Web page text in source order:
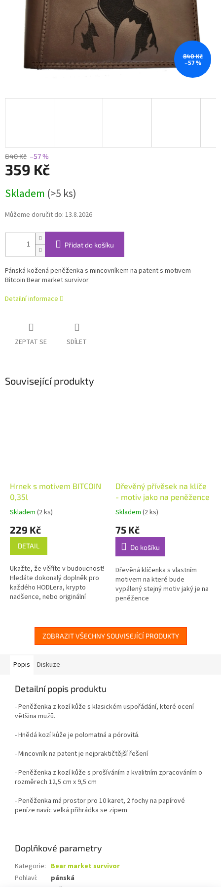
840 Kč
–57 %
840 Kč –57 %
359 Kč
cena:
Skladem (>5 ks)
Můžeme doručit do: 13.8.2026
Přidat do košíku
Pánská kožená peněženka s mincovníkem na patent s motivem
Bitcoin Bear market survivor
Detailní informace
ZEPTAT SE SDÍLET
Související produkty
Hrnek s motivem BITCOIN
0,35l
Průměrné
produktu
5
hvězdiček.
Skladem (2 ks)
229 Kč
DETAIL
Ukažte, že věříte v budoucnost!
Hledáte dokonalý doplněk pro
každého HODLera, krypto
nadšence, nebo originální
Dřevěný přívěsek na klíče
- motiv jako na peněžence
Průměrné
produktu
5,0
5
hvězdiček.
Skladem (2 ks)
75 Kč
Do košíku
Dřevěná klíčenka s vlastním
motivem na které bude
vypálený stejný motiv jaký je na
peněžence
ZOBRAZIT VŠECHNY SOUVISEJÍCÍ PRODUKTY
Popis Diskuze
Detailní popis produktu
- Peněženka z kozí kůže s klasickém uspořádání, které ocení
většina mužů.
- Hnědá kozí kůže je polomatná a pórovitá.
- Mincovník na patent je nejpraktičtější řešení
- Peněženka z kozí kůže s prošíváním a kvalitním zpracováním o
rozměrech 12,5 cm x 9,5 cm
- Peněženka má prostor pro 10 karet, 2 fochy na papírové
peníze navíc velká přihrádka se zipem
Doplňkové parametry
Kategorie: Bear market survivor
Pohlaví:
pánská